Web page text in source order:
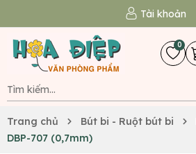
Tài khoản
0
Trang chủ Bút bi - Ruột bút bi
DBP-707 (0,7mm)